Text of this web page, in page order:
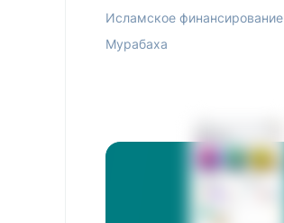
Исламское финансирование
Мурабаха